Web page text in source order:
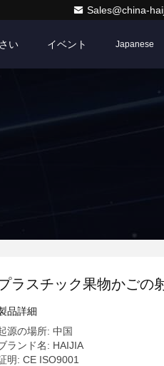
Sales@china-
い イベント Japanese
ラスチック果物かごの
品詳細
源の場所: 中国
ランド名: HAIJIA
明: CE ISO9001